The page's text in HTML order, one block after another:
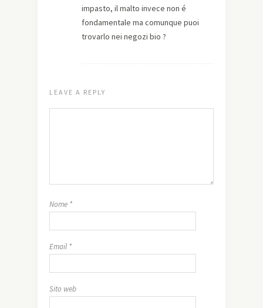
impasto, il malto invece non é
fondamentale ma comunque puoi
trovarlo nei negozi bio ?
LEAVE A REPLY
Nome *
Email *
Sito web